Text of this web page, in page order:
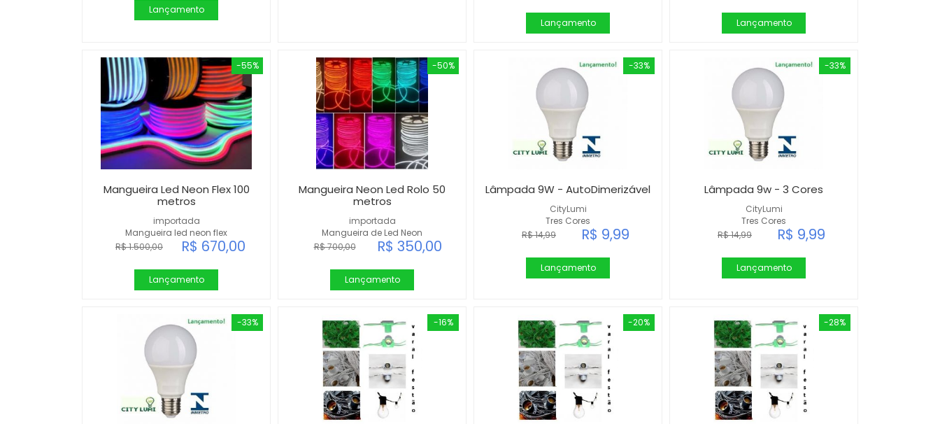
Lançamento
Lançamento Lançamento
-55%
importada
Mangueira led neon flex
Mangueira Led Neon Flex 100
metros
R$ 1.500,00 R$ 670,00
Lançamento
-50%
importada
Mangueira de Led Neon
Mangueira Neon Led Rolo 50
metros
R$ 700,00 R$ 350,00
Lançamento
-33%
CityLumi
Tres Cores
Lâmpada 9W - AutoDimerizável
R$ 14,99 R$ 9,99
Lançamento
-33%
CityLumi
Tres Cores
Lâmpada 9w - 3 Cores
R$ 14,99 R$ 9,99
Lançamento
-33% -16% -20% -28%